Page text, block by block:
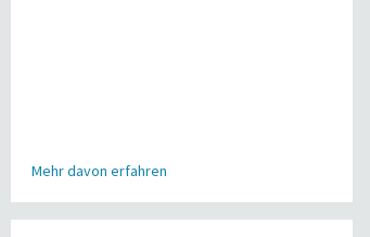
Mehr davon erfahren